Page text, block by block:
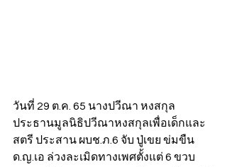
วันที่ 29 ต.ค. 65 นางปวีณา หงสกุล
ประธานมูลนิธิปวีณาหงสกุลเพื่อเด็กและ
สตรี ประสาน ผบช.ภ.6 จับ ปู่เขย ข่มขืน
ด.ญ.เอ ล่วงละเมิดทางเพศตั้งแต่ 6 ขวบ